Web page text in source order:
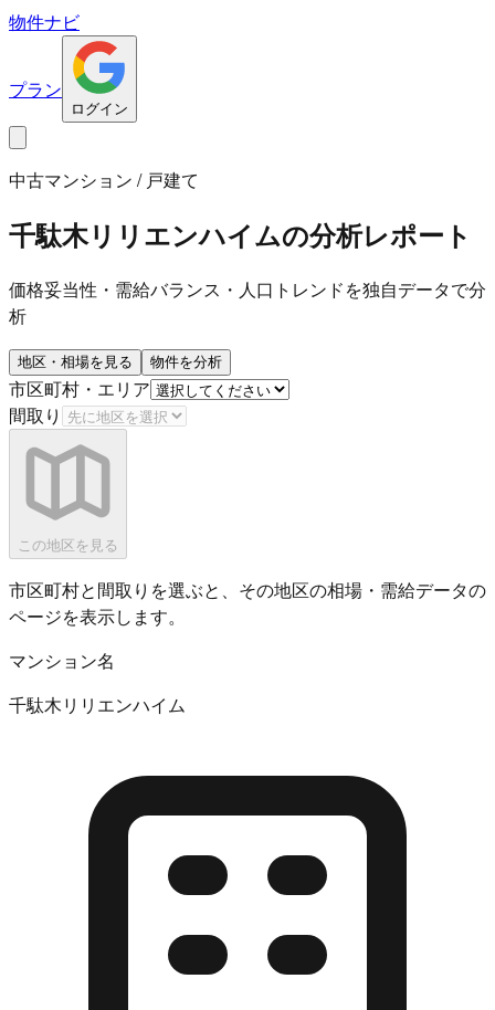
物件ナビ
プラン
ログイン
中古マンション / 戸建て
千駄木リリエンハイムの分析レポート
価格妥当性・需給バランス・人口トレンドを独自データで分
析
地区・相場を見る 物件を分析
市区町村・エリア
間取り
この地区を見る
市区町村と間取りを選ぶと、その地区の相場・需給データの
ページを表示します。
マンション名
千駄木リリエンハイム